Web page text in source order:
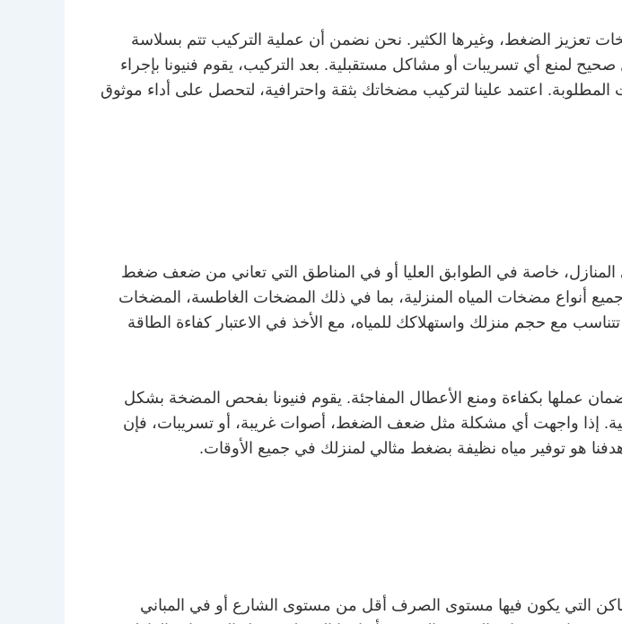
الضغط، وغيرها الكثير. نحن نضمن أن عملية التركيب تتم بسلاسة
لمنع أي تسريبات أو مشاكل مستقبلية. بعد التركيب، يقوم فنيونا بإجراء
اعتمد علينا لتركيب مضخاتك بثقة واحترافية، لتحصل على أداء موثوق
خاصة في الطوابق العليا أو في المناطق التي تعاني من ضعف ضغط
أنواع مضخات المياه المنزلية، بما في ذلك المضخات الغاطسة، المضخات
مع حجم منزلك واستهلاكك للمياه، مع الأخذ في الاعتبار كفاءة الطاقة
عملها بكفاءة ومنع الأعطال المفاجئة. يقوم فنيونا بفحص المضخة بشكل
إذا واجهت أي مشكلة مثل ضعف الضغط، أصوات غريبة، أو تسريبات، فإن
هو توفير مياه نظيفة بضغط مثالي لمنزلك في جميع الأوقات.
التي يكون فيها مستوى الصرف أقل من مستوى الشارع أو في المباني